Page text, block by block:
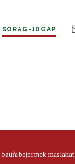
SORAG-JOGAP
bejermek maslahat